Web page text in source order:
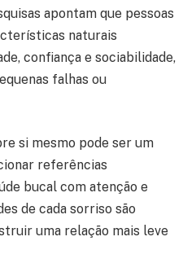
apontam que pessoas
naturais
confiança e sociabilidade,
falhas ou
si mesmo pode ser um
referências
bucal com atenção e
de cada sorriso são
uma relação mais leve